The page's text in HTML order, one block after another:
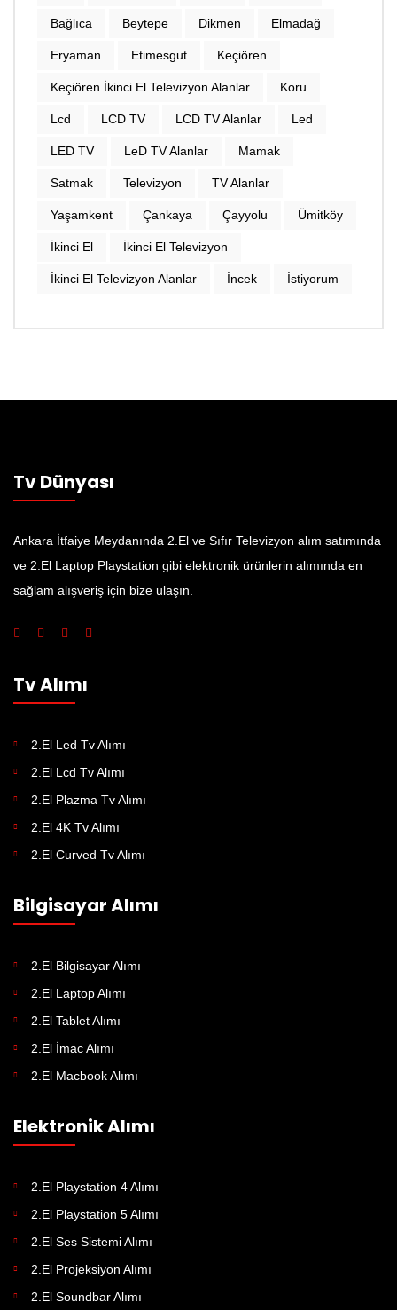
Bağlıca Beytepe Dikmen Elmadağ
Eryaman Etimesgut Keçiören
Keçiören İkinci El Televizyon Alanlar Koru
Lcd LCD TV LCD TV Alanlar Led
LED TV LeD TV Alanlar Mamak
Satmak Televizyon TV Alanlar
Yaşamkent Çankaya Çayyolu Ümitköy
İkinci El İkinci El Televizyon
İkinci El Televizyon Alanlar İncek İstiyorum
Tv Dünyası
Ankara İtfaiye Meydanında 2.El ve Sıfır Televizyon alım satımında
ve 2.El Laptop Playstation gibi elektronik ürünlerin alımında en
sağlam alışveriş için bize ulaşın.
Tv Alımı
2.El Led Tv Alımı
2.El Lcd Tv Alımı
2.El Plazma Tv Alımı
2.El 4K Tv Alımı
2.El Curved Tv Alımı
Bilgisayar Alımı
2.El Bilgisayar Alımı
2.El Laptop Alımı
2.El Tablet Alımı
2.El İmac Alımı
2.El Macbook Alımı
Elektronik Alımı
2.El Playstation 4 Alımı
2.El Playstation 5 Alımı
2.El Ses Sistemi Alımı
2.El Projeksiyon Alımı
2.El Soundbar Alımı